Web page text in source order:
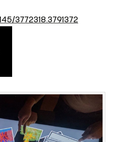
3772318.3791372